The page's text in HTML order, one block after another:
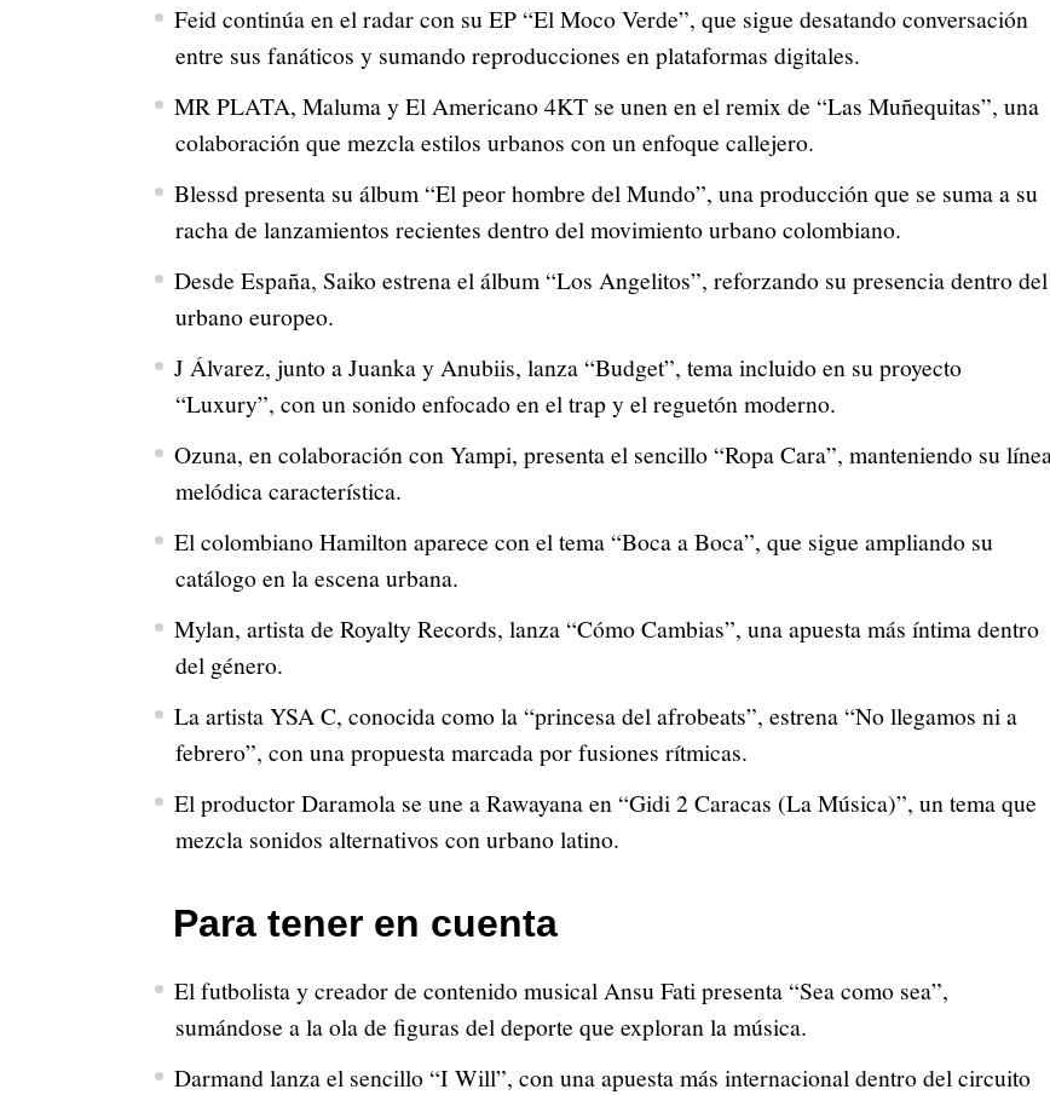
Feid continúa en el radar con su EP “El Moco Verde”, que sigue desatando conversación
entre sus fanáticos y sumando reproducciones en plataformas digitales.
MR PLATA, Maluma y El Americano 4KT se unen en el remix de “Las Muñequitas”, una
colaboración que mezcla estilos urbanos con un enfoque callejero.
Blessd presenta su álbum “El peor hombre del Mundo”, una producción que se suma a su
racha de lanzamientos recientes dentro del movimiento urbano colombiano.
Desde España, Saiko estrena el álbum “Los Angelitos”, reforzando su presencia dentro del
urbano europeo.
J Álvarez, junto a Juanka y Anubiis, lanza “Budget”, tema incluido en su proyecto
“Luxury”, con un sonido enfocado en el trap y el reguetón moderno.
Ozuna, en colaboración con Yampi, presenta el sencillo “Ropa Cara”, manteniendo su
melódica característica.
El colombiano Hamilton aparece con el tema “Boca a Boca”, que sigue ampliando su
catálogo en la escena urbana.
Mylan, artista de Royalty Records, lanza “Cómo Cambias”, una apuesta más íntima dentro
del género.
La artista YSA C, conocida como la “princesa del afrobeats”, estrena “No llegamos ni a
febrero”, con una propuesta marcada por fusiones rítmicas.
El productor Daramola se une a Rawayana en “Gidi 2 Caracas (La Música)”, un tema que
mezcla sonidos alternativos con urbano latino.
Para tener en cuenta
El futbolista y creador de contenido musical Ansu Fati presenta “Sea como sea”,
sumándose a la ola de figuras del deporte que exploran la música.
Darmand lanza el sencillo “I Will”, con una apuesta más internacional dentro del circuito